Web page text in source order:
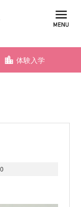
体験入学